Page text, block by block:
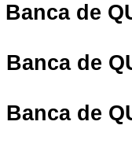
Banca de
Banca de
Banca de